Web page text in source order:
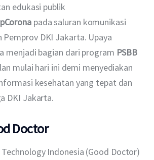
edukasi publik
pada saluran komunikasi
Pemprov DKI Jakarta. Upaya
menjadi bagian dari program PSBB
mulai hari ini demi menyediakan
kesehatan yang tepat dan
DKI Jakarta.
Doctor
Indonesia (Good Doctor)